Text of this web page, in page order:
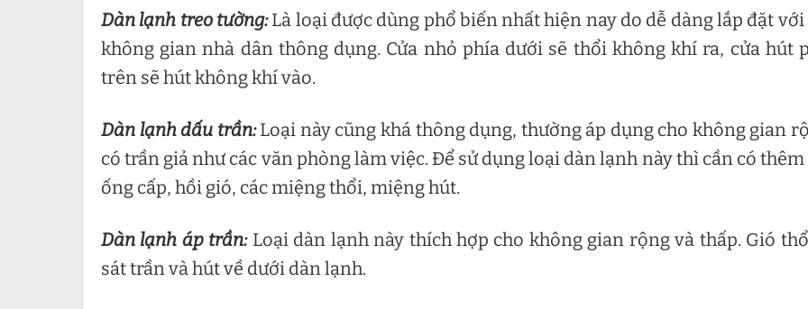
Dàn lạnh treo tường:Là loại được dùng phổ biến nhất hiện nay do dễ dàng lắp đặt với
không gian nhà dân thông dụng. Cửa nhỏ phía dưới sẽ thổi không khí ra, cửa hút
trên sẽ hút không khí vào.
Dàn lạnh dấu trần:Loại này cũng khá thông dụng, thường áp dụng cho không gian
có trần giả như các văn phòng làm việc. Để sử dụng loại dàn lạnh này thì cần có thêm
ống cấp, hồi gió, các miệng thổi, miệng hút.
Dàn lạnh áp trần:Loại dàn lạnh này thích hợp cho không gian rộng và thấp. Gió
sát trần và hút về dưới dàn lạnh.